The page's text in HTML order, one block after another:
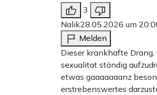
3
Nalik28.05.2026 um
Melden
Dieser krankhafte Drang,
sexualitat ständig
etwas gaaaaaaanz
erstrebenswertes